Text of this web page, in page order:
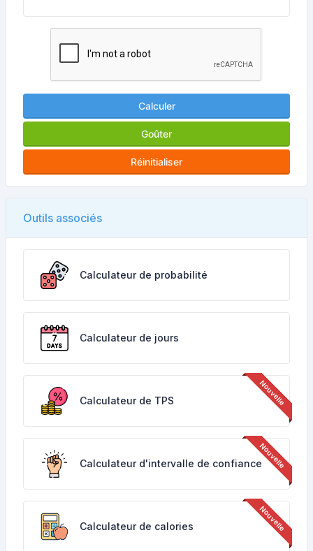
Calculer
Goûter
Réinitialiser
Outils associés
Calculateur de probabilité
Calculateur de jours
Calculateur de TPS
Calculateur d'intervalle de confiance
Calculateur de calories